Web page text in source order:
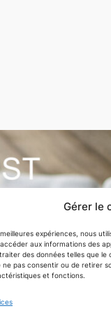
Gérer le
expériences, nous
aux informations des
des données telles que le
ne pas consentir ou de retirer
et fonctions.
Nous